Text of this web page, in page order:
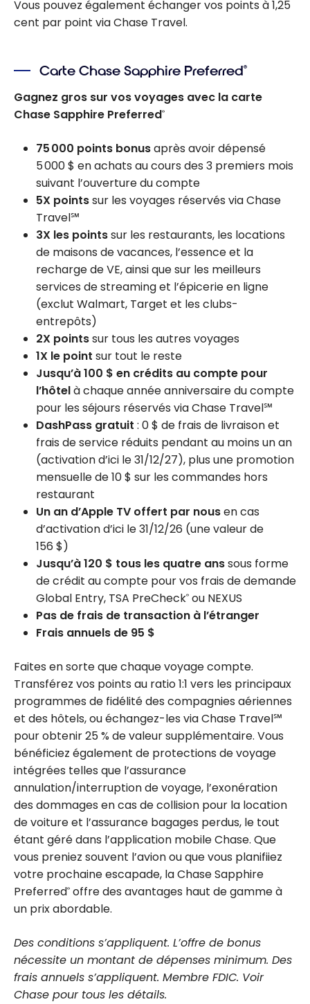
Vous pouvez également échanger vos points à 1,25
cent par point via Chase Travel.
Carte Chase Sapphire Preferred®
Gagnez gros sur vos voyages avec la carte
Chase Sapphire Preferred®
75 000 points bonusaprès avoir dépensé
5 000 $ en achats au cours des 3 premiers mois
suivant l’ouverture du compte
5X pointssur les voyages réservés via Chase
Travel℠
3X les pointssur les restaurants, les locations
de maisons de vacances, l’essence et la
recharge de VE, ainsi que sur les meilleurs
services de streaming et l’épicerie en ligne
(exclut Walmart, Target et les clubs-
entrepôts)
2X pointssur tous les autres voyages
1X le point sur tout le reste
Jusqu’à 100 $ en crédits au compte pour
l’hôtelà chaque année anniversaire du compte
pour les séjours réservés via Chase Travel℠
DashPass gratuit : 0 $ de frais de livraison et
frais de service réduits pendant au moins un an
(activation d’ici le 31/12/27), plus une promotion
mensuelle de 10 $ sur les commandes hors
restaurant
Un an d’Apple TV offert par nousen cas
d’activation d’ici le 31/12/26 (une valeur de
156 $)
Jusqu’à 120 $ tous les quatre anssous forme
de crédit au compte pour vos frais de demande
Global Entry, TSA PreCheck® ou NEXUS
Pas de frais de transaction à l’étranger
Frais annuels de 95 $
Faites en sorte que chaque voyage compte.
Transférez vos points au ratio 1:1 vers les principaux
programmes de fidélité des compagnies aériennes
et des hôtels, ou échangez-les via Chase Travel℠
pour obtenir 25 % de valeur supplémentaire. Vous
bénéficiez également de protections de voyage
intégrées telles que l’assurance
annulation/interruption de voyage, l’exonération
des dommages en cas de collision pour la location
de voiture et l’assurance bagages perdus, le tout
étant géré dans l’application mobile Chase. Que
vous preniez souvent l’avion ou que vous planifiiez
votre prochaine escapade, la Chase Sapphire
Preferred® offre des avantages haut de gamme à
un prix abordable.
Des conditions s’appliquent. L’offre de bonus
nécessite un montant de dépenses minimum. Des
frais annuels s’appliquent. Membre FDIC. Voir
Chase pour tous les détails.